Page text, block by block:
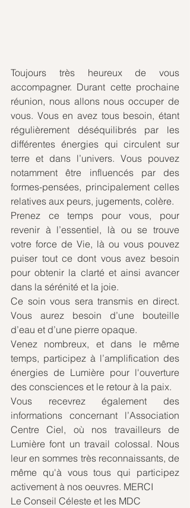
Toujours très heureux de vous
accompagner. Durant cette prochaine
réunion, nous allons nous occuper de
vous. Vous en avez tous besoin, étant
régulièrement déséquilibrés par les
différentes énergies qui circulent sur
terre et dans l’univers. Vous pouvez
notamment être influencés par des
formes-pensées, principalement celles
relatives aux peurs, jugements, colère.
Prenez ce temps pour vous, pour
revenir à l’essentiel, là ou se trouve
votre force de Vie, là ou vous pouvez
puiser tout ce dont vous avez besoin
pour obtenir la clarté et ainsi avancer
dans la sérénité et la joie.
Ce soin vous sera transmis en direct.
Vous aurez besoin d’une bouteille
d’eau et d’une pierre opaque.
Venez nombreux, et dans le même
temps, participez à l’amplification des
énergies de Lumière pour l'ouverture
des consciences et le retour à la paix.
Vous recevrez également des
informations concernant l’Association
Centre Ciel, où nos travailleurs de
Lumière font un travail colossal. Nous
leur en sommes très reconnaissants, de
même qu'à vous tous qui participez
activement à nos oeuvres. MERCI
Le Conseil Céleste et les MDC